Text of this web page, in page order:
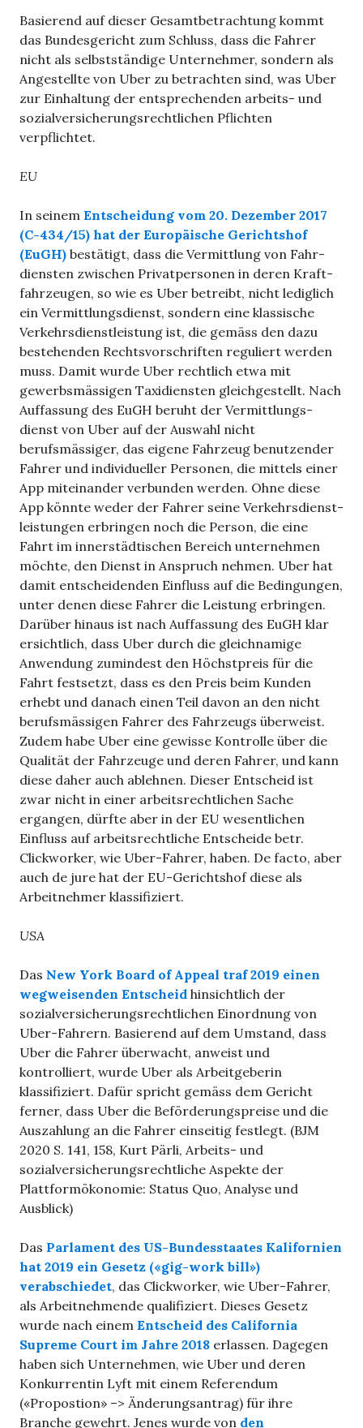
Basierend auf dieser Gesamtbetrachtung kommt
das Bundesgericht zum Schluss, dass die Fahrer
nicht als selbstständige Unternehmer, sondern als
Angestellte von Uber zu betrachten sind, was Uber
zur Einhaltung der entsprechenden arbeits- und
sozialversicherungsrechtlichen Pflichten
verpflichtet.
EU
In sei­nem Entscheidung vom 20. Dezem­ber 2017
(C-434/​15) hat der Euro­päi­sche Gerichts­hof
(EuGH) bestä­tigt, dass die Ver­mitt­lung von Fahr­
diens­ten zwi­schen Pri­vat­per­so­nen in deren Kraft­
fahr­zeu­gen, so wie es Uber betreibt, nicht ledig­lich
ein Ver­mitt­lungs­dienst, son­dern eine klas­si­sche
Ver­kehrs­dienst­leis­tung ist, die gemäss den dazu
beste­hen­den Rechtsvorschriften regu­liert wer­den
muss. Damit wurde Uber recht­lich etwa mit
gewerbsmässigen Taxi­diens­ten gleich­ge­stellt. Nach
Auf­fas­sung des EuGH beruht der Ver­mitt­lungs­
dienst von Uber auf der Aus­wahl nicht
berufsmässiger, das eigene Fahr­zeug benut­zen­der
Fah­rer und indi­vi­du­el­ler Per­so­nen, die mit­tels einer
App mit­ein­an­der ver­bun­den wer­den. Ohne diese
App könnte weder der Fah­rer seine Ver­kehrs­dienst­
leis­tun­gen erbrin­gen noch die Per­son, die eine
Fahrt im inner­städ­ti­schen Bereich unter­neh­men
möchte, den Dienst in Anspruch neh­men. Uber hat
damit ent­schei­den­den Ein­fluss auf die Bedin­gun­gen,
unter denen diese Fah­rer die Leis­tung erbrin­gen.
Dar­über hin­aus ist nach Auf­fas­sung des EuGH klar
ersicht­lich, dass Uber durch die gleich­na­mige
Anwen­dung zumin­dest den Höchst­preis für die
Fahrt fest­setzt, dass es den Preis beim Kun­den
erhebt und danach einen Teil davon an den nicht
berufsmässigen Fah­rer des Fahr­zeugs über­weist.
Zudem habe Uber eine gewisse Kon­trolle über die
Qua­li­tät der Fahr­zeuge und deren Fah­rer, und kann
diese daher auch ableh­nen. Dieser Entscheid ist
zwar nicht in einer arbeitsrechtlichen Sache
ergangen, dürfte aber in der EU wesentlichen
Einfluss auf arbeitsrechtliche Entscheide betr.
Clickworker, wie Uber-Fahrer, haben. De facto, aber
auch de jure hat der EU-Gerichtshof diese als
Arbeitnehmer klassifiziert.
USA
Das New York Board of Appeal traf 2019 einen
wegweisenden Entscheid hinsichtlich der
sozialversicherungsrechtlichen Einordnung von
Uber-Fahrern. Basierend auf dem Umstand, dass
Uber die Fahrer überwacht, anweist und
kontrolliert, wurde Uber als Arbeitgeberin
klassifiziert. Dafür spricht gemäss dem Gericht
ferner, dass Uber die Beförderungspreise und die
Auszahlung an die Fahrer einseitig festlegt. (BJM
2020 S. 141, 158, Kurt Pärli, Arbeits- und
sozialversicherungsrechtliche Aspekte der
Plattformökonomie: Status Quo, Analyse und
Ausblick)
Das Parlament des US-Bundesstaates Kalifornien
hat 2019 ein Gesetz («gig-work bill»)
verabschiedet, das Clickworker, wie Uber-Fahrer,
als Arbeitnehmende qualifiziert. Dieses Gesetz
wurde nach einem Entscheid des California
Supreme Court im Jahre 2018 erlassen. Dagegen
haben sich Unternehmen, wie Uber und deren
Konkurrentin Lyft mit einem Referendum
(«Propostion» –> Änderungsantrag) für ihre
Branche gewehrt. Jenes wurde von den